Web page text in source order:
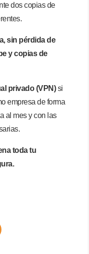
dos copias de
sin pérdida de
y copias de
privado (VPN)si
empresa de forma
al mes y con las
toda tu